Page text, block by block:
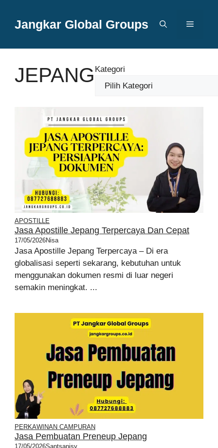
Jangkar Global Groups Menu
JEPANG Kategori
APOSTILLE
Jasa Apostille Jepang Terpercaya Dan Cepat
17/05/2026Nisa
Jasa Apostille Jepang Terpercaya – Di era
globalisasi seperti sekarang, kebutuhan untuk
menggunakan dokumen resmi di luar negeri
semakin meningkat. ...
PERKAWINAN CAMPURAN
Jasa Pembuatan Preneup Jepang
17/05/2026Santsanisy